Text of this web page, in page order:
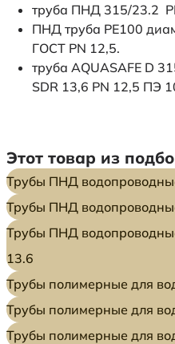
труба ПНД 315/23.2
ПНД труба PE100
ГОСТ PN 12,5.
труба AQUASAFE D
SDR 13,6 PN 12,5 ПЭ
Этот товар из
Трубы ПНД
Трубы ПНД
Трубы ПНД
13.6
Трубы полимерные для
Трубы полимерные для
Трубы полимерные для